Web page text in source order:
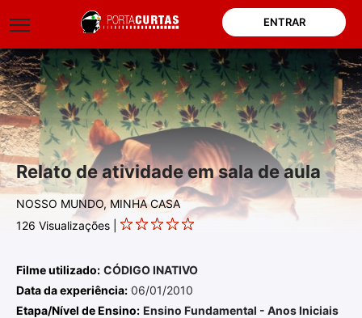
ENTRAR
Relato de atividade em sala de aula
NOSSO MUNDO, MINHA CASA
126 Visualizações |
Filme utilizado: CÓDIGO INATIVO
Data da experiência: 06/01/2010
Etapa/Nível de Ensino: Ensino Fundamental - Anos Iniciais